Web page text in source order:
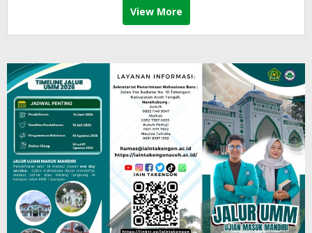
View More